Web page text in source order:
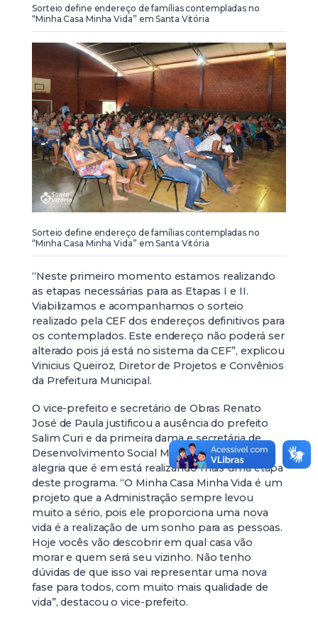
Sorteio define endereço de famílias contempladas no
“Minha Casa Minha Vida” em Santa Vitória
Sorteio define endereço de famílias contempladas no
“Minha Casa Minha Vida” em Santa Vitória
“Neste primeiro momento estamos realizando
as etapas necessárias para as Etapas I e II.
Viabilizamos e acompanhamos o sorteio
realizado pela CEF dos endereços definitivos para
os contemplados. Este endereço não poderá ser
alterado pois já está no sistema da CEF”, explicou
Vinicius Queiroz, Diretor de Projetos e Convênios
da Prefeitura Municipal.
O vice-prefeito e secretário de Obras Renato
José de Paula justificou a ausência do prefeito
Salim Curi e da primeira dama e secretária de
Desenvolvimento Social Mariza Curi e falou da
alegria que é em está realizando mais uma etapa
deste programa. “O Minha Casa Minha Vida é um
projeto que a Administração sempre levou
muito a sério, pois ele proporciona uma nova
vida é a realização de um sonho para as pessoas.
Hoje vocês vão descobrir em qual casa vão
morar e quem será seu vizinho. Não tenho
dúvidas de que isso vai representar uma nova
fase para todos, com muito mais qualidade de
vida”, destacou o vice-prefeito.